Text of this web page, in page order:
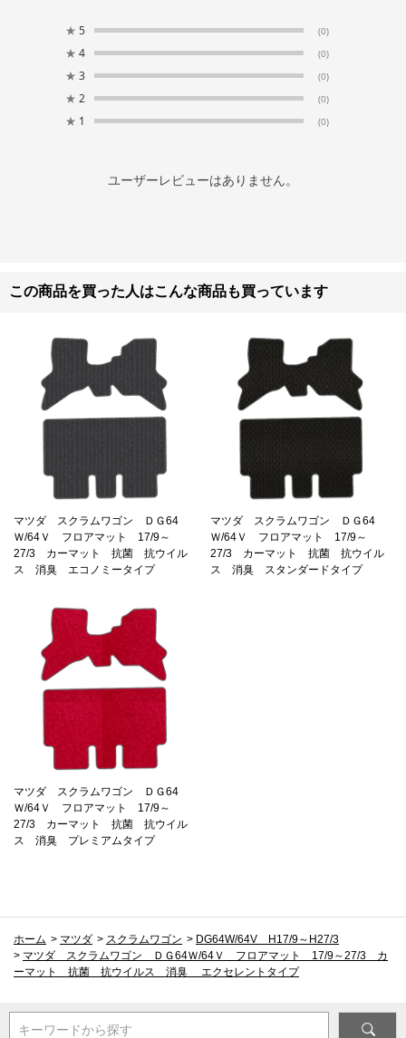
★ 5 (0)
★ 4 (0)
★ 3 (0)
★ 2 (0)
★ 1 (0)
ユーザーレビューはありません。
この商品を買った人はこんな商品も買っています
マツダ スクラムワゴン ＤＧ64
Ｗ/64Ｖ フロアマット 17/9～
27/3 カーマット 抗菌 抗ウイル
ス 消臭 エコノミータイプ
マツダ スクラムワゴン ＤＧ64
Ｗ/64Ｖ フロアマット 17/9～
27/3 カーマット 抗菌 抗ウイル
ス 消臭 スタンダードタイプ
マツダ スクラムワゴン ＤＧ64
Ｗ/64Ｖ フロアマット 17/9～
27/3 カーマット 抗菌 抗ウイル
ス 消臭 プレミアムタイプ
ホーム > マツダ > スクラムワゴン > DG64W/64V H17/9～H27/3
> マツダ スクラムワゴン ＤＧ64Ｗ/64Ｖ フロアマット 17/9～27/3 カ
ーマット 抗菌 抗ウイルス 消臭 エクセレントタイプ
キーワードから探す